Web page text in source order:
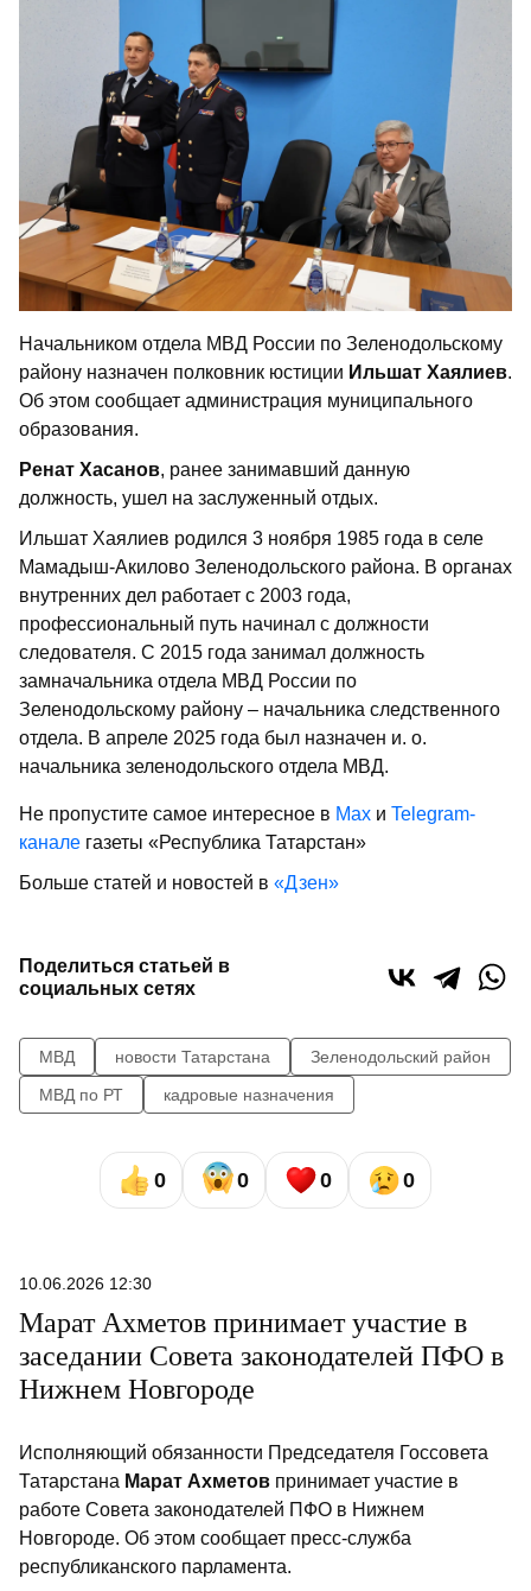
Начальником отдела МВД России по Зеленодольскому
району назначен полковник юстиции Ильшат Хаялиев.
Об этом сообщает администрация муниципального
образования.
Ренат Хасанов, ранее занимавший данную
должность, ушел на заслуженный отдых.
Ильшат Хаялиев родился 3 ноября 1985 года в селе
Мамадыш-Акилово Зеленодольского района. В органах
внутренних дел работает с 2003 года,
профессиональный путь начинал с должности
следователя. С 2015 года занимал должность
замначальника отдела МВД России по
Зеленодольскому району – начальника следственного
отдела. В апреле 2025 года был назначен и. о.
начальника зеленодольского отдела МВД.
Не пропустите самое интересное в Max и Telegram-
канале газеты «Республика Татарстан»
Больше статей и новостей в «Дзен»
Поделиться статьей в
социальных сетях
МВД новости Татарстана
Зеленодольский район
МВД по РТ
кадровые назначения
0 0 0 0
10.06.2026 12:30
Марат Ахметов принимает участие в
заседании Совета законодателей ПФО в
Нижнем Новгороде
Исполняющий обязанности Председателя Госсовета
Татарстана Марат Ахметов принимает участие в
работе Совета законодателей ПФО в Нижнем
Новгороде. Об этом сообщает пресс-служба
республиканского парламента.